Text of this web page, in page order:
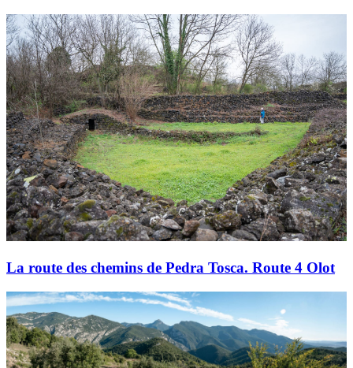
La route des chemins de Pedra Tosca. Route 4 Olot